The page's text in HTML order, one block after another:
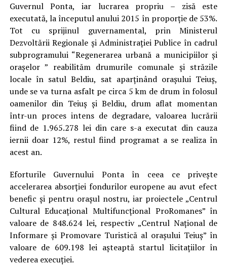
Guvernul Ponta, iar lucrarea propriu – zisă este
executată, la începutul anului 2015 în proporție de 53%.
Tot cu sprijinul guvernamental, prin Ministerul
Dezvoltării Regionale și Administrației Publice în cadrul
subprogramului “Regenerarea urbană a municipiilor și
orașelor ” reabilităm drumurile comunale și străzile
locale în satul Beldiu, sat aparținând orașului Teiuș,
unde se va turna asfalt pe circa 5 km de drum în folosul
oamenilor din Teiuș și Beldiu, drum aflat momentan
într-un proces intens de degradare, valoarea lucrării
fiind de 1.965.278 lei din care s-a executat din cauza
iernii doar 12%, restul fiind programat a se realiza în
acest an.
Eforturile Guvernului Ponta în ceea ce privește
accelerarea absorției fondurilor europene au avut efect
benefic și pentru orașul nostru, iar proiectele „Centrul
Cultural Educațional Multifuncțional ProRomanes” în
valoare de 848.624 lei, respectiv „Centrul Național de
Informare și Promovare Turistică al orașului Teiuș” în
valoare de 609.198 lei așteaptă startul licitațiilor în
vederea execuției.